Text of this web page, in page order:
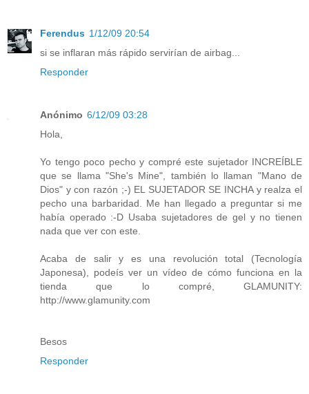
Ferendus 1/12/09 20:54
si se inflaran más rápido servirían de airbag...
Responder
Anónimo 6/12/09 03:28
Hola,
Yo tengo poco pecho y compré este sujetador INCREÍBLE
que se llama "She's Mine", también lo llaman "Mano de
Dios" y con razón ;-) EL SUJETADOR SE INCHA y realza el
pecho una barbaridad. Me han llegado a preguntar si me
había operado :-D Usaba sujetadores de gel y no tienen
nada que ver con este.
Acaba de salir y es una revolución total (Tecnología
Japonesa), podeís ver un vídeo de cómo funciona en la
tienda que lo compré, GLAMUNITY:
http://www.glamunity.com
Besos
Responder